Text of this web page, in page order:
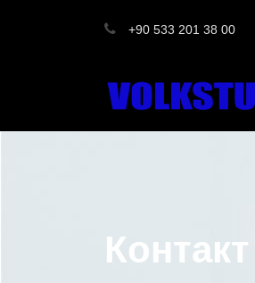
+90 533 201 38 00
Контакт